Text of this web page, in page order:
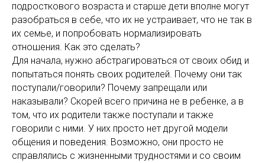
подросткового возраста и старше дети вполне могут
разобраться в себе, что их не устраивает, что не так в
их семье, и попробовать нормализировать
отношения. Как это сделать?
Для начала, нужно абстрагироваться от своих обид и
попытаться понять своих родителей. Почему они так
поступали/говорили? Почему запрещали или
наказывали? Скорей всего причина не в ребенке, а в
том, что их родители также поступали и также
говорили с ними. У них просто нет другой модели
общения и поведения. Возможно, они просто не
справлялись с жизненными трудностями и со своим